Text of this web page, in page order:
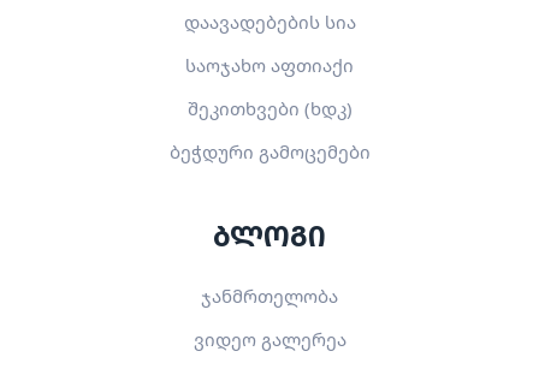
დაავადებების სია
საოჯახო აფთიაქი
შეკითხვები (ხდკ)
ბეჭდური გამოცემები
ბლოგი
ჯანმრთელობა
ვიდეო გალერეა